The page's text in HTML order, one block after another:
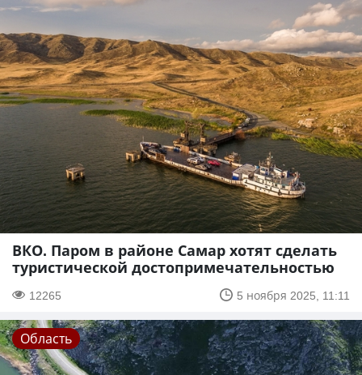
ВКО. Паром в районе Самар хотят сделать
туристической достопримечательностью
12265 5 ноября 2025, 11:11
Область